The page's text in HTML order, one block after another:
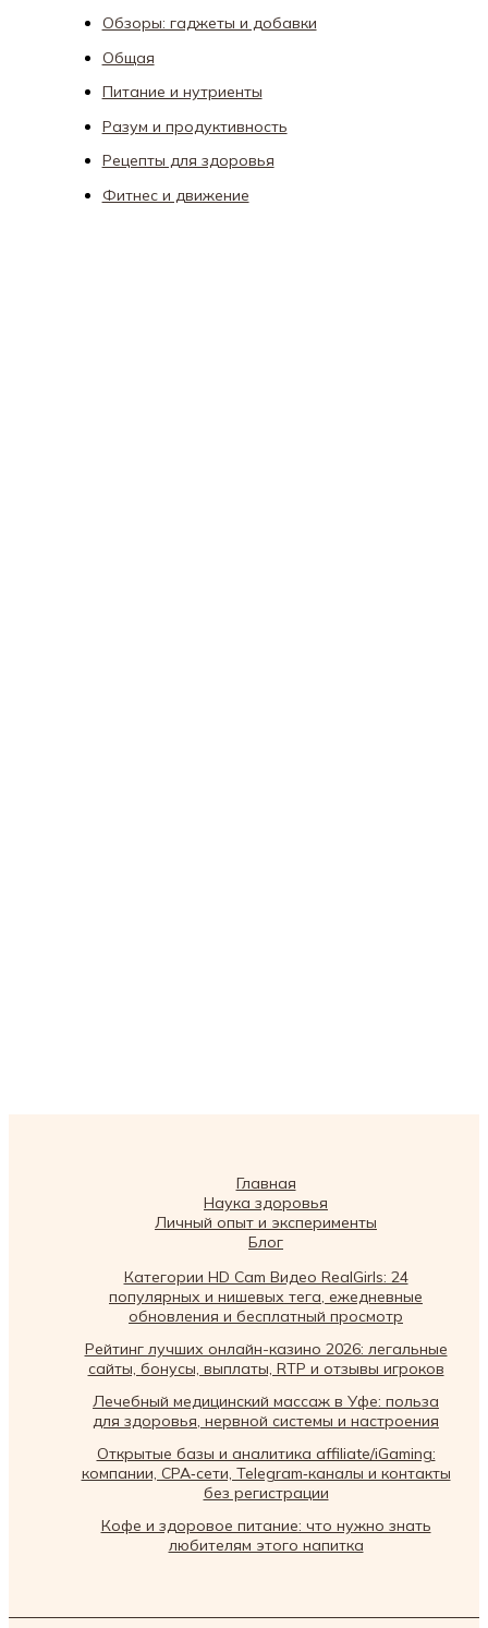
Обзоры: гаджеты и добавки
Общая
Питание и нутриенты
Разум и продуктивность
Рецепты для здоровья
Фитнес и движение
Главная
Наука здоровья
Личный опыт и эксперименты
Блог
Категории HD Cam Видео RealGirls: 24
популярных и нишевых тега, ежедневные
обновления и бесплатный просмотр
Рейтинг лучших онлайн-казино 2026: легальные
сайты, бонусы, выплаты, RTP и отзывы игроков
Лечебный медицинский массаж в Уфе: польза
для здоровья, нервной системы и настроения
Открытые базы и аналитика affiliate/iGaming:
компании, CPA‑сети, Telegram‑каналы и контакты
без регистрации
Кофе и здоровое питание: что нужно знать
любителям этого напитка